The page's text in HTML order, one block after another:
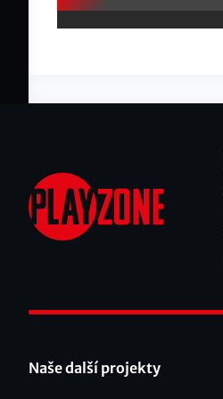
Naše další projekty